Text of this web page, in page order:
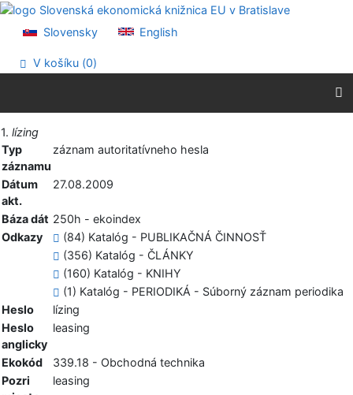
Prejsť na obsah
Prehlásenie o webovej prístupnosti
Slovensky English
V košíku (0)
Vytlačiť
1. lízing
Typ
záznamu
záznam autoritatívneho hesla
Dátum
akt.
27.08.2009
Báza dát 250h - ekoindex
Odkazy
(84) Katalóg - PUBLIKAČNÁ ČINNOSŤ
(356) Katalóg - ČLÁNKY
(160) Katalóg - KNIHY
(1) Katalóg - PERIODIKÁ - Súborný záznam periodika
Heslo
lízing
Heslo
anglicky
leasing
Ekokód
339.18 - Obchodná technika
Pozri
leasing